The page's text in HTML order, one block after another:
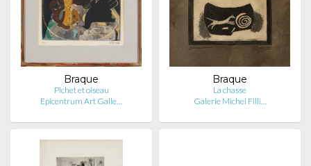
Braque
Pichet et oiseau
Epicentrum Art Galle…
Braque
La chasse
Galerie Michel Filli…